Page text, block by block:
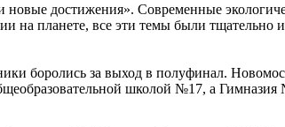
достижения». Современные
на планете, все эти темы были
боролись за выход в полуфинал.
школой №17, а Гимназия